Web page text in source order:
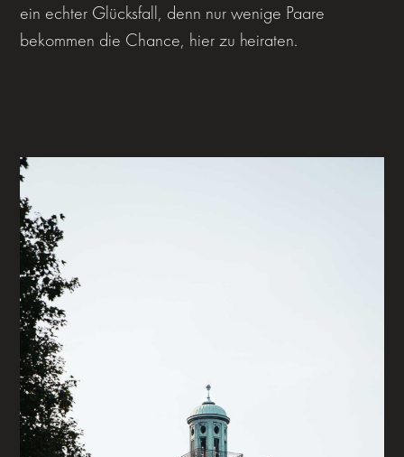
ein echter Glücksfall, denn nur wenige Paare
bekommen die Chance, hier zu heiraten.